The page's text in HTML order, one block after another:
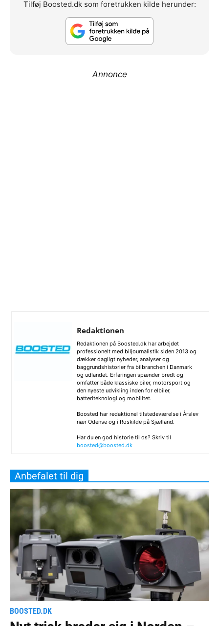
Tilføj Boosted.dk som foretrukken kilde herunder:
Annonce
Redaktionen
Redaktionen på Boosted.dk har arbejdet
professionelt med biljournalistik siden 2013 og
dækker dagligt nyheder, analyser og
baggrundshistorier fra bilbranchen i Danmark
og udlandet. Erfaringen spænder bredt og
omfatter både klassiske biler, motorsport og
den nyeste udvikling inden for elbiler,
batteriteknologi og mobilitet.
Boosted har redaktionel tilstedeværelse i Årslev
nær Odense og i Roskilde på Sjælland.
Har du en god historie til os? Skriv til
boosted@boosted.dk